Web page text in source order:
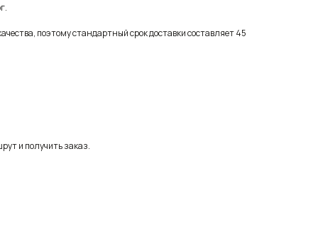
поэтому стандартный срок доставки составляет 45
и получить заказ.